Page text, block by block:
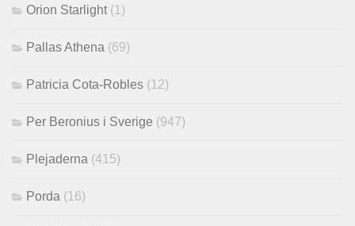
Orion Starlight (1)
Pallas Athena (69)
Patricia Cota-Robles (12)
Per Beronius i Sverige (947)
Plejaderna (415)
Porda (16)